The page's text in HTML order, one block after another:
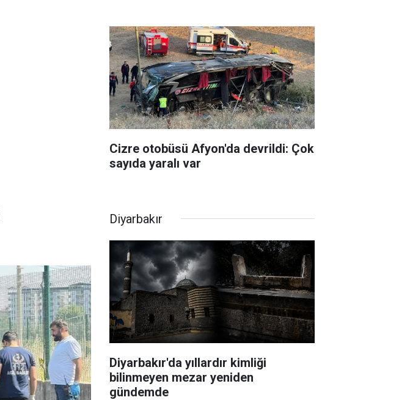
Cizre otobüsü Afyon'da devrildi: Çok
sayıda yaralı var
Diyarbakır
Diyarbakır'da yıllardır kimliği
bilinmeyen mezar yeniden
gündemde